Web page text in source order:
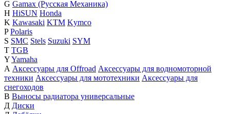
G Gamax (Русская Механика)
H HiSUN Honda
K Kawasaki KTM Kymco
P Polaris
S SMC Stels Suzuki SYM
T TGB
YYamaha
А Аксессуары для Offroad Аксессуары для водномоторной
техники Аксессуары для мототехники Аксессуары для
снегоходов
В Выносы радиатора универсальные
Д Диски